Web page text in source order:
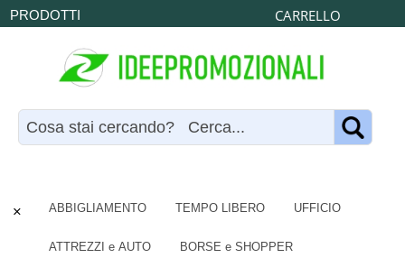
CARRELLO
× ABBIGLIAMENTO TEMPO LIBERO UFFICIO
ATTREZZI e AUTO BORSE e SHOPPER
PRODOTTI